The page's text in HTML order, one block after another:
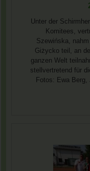
Unter der
Komitees,
Szewińska,
Giżycko teil, an
ganzen Welt
stellvertretend für
Fotos: Ewa Berg,